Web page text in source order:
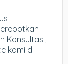
Konsultasi,
kami di